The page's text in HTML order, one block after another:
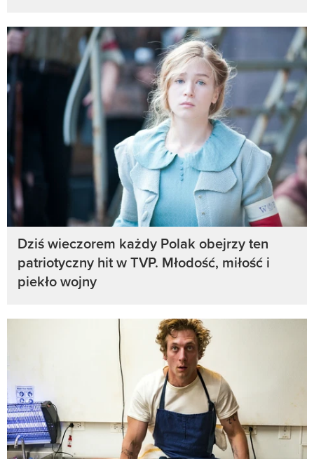
Dziś wieczorem każdy Polak obejrzy ten
patriotyczny hit w TVP. Młodość, miłość i
piekło wojny